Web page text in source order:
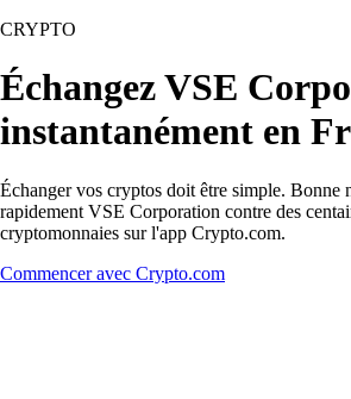
CRYPTO
Échangez VSE
instantanément en
Échanger vos cryptos doit être simple. Bonne
rapidement VSE Corporation contre des
cryptomonnaies sur l'app Crypto.com.
Commencer avec Crypto.com